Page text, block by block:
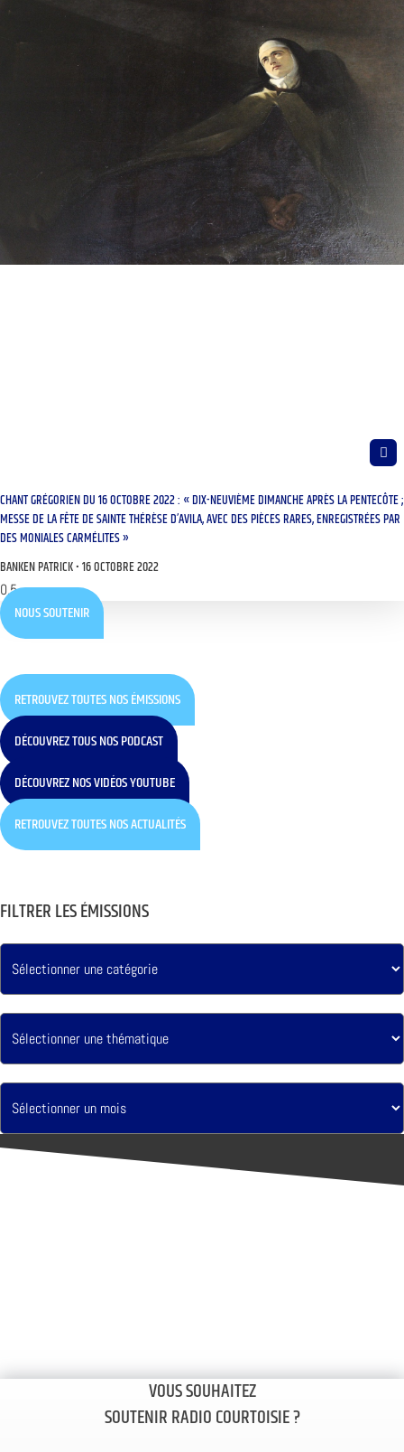
CHANT GRÉGORIEN DU 16 OCTOBRE 2022 : « DIX-NEUVIÈME DIMANCHE APRÈS LA PENTECÔTE ;
MESSE DE LA FÊTE DE SAINTE THÉRÈSE D’AVILA, AVEC DES PIÈCES RARES, ENREGISTRÉES PAR
DES MONIALES CARMÉLITES »
BANKEN PATRICK 16 OCTOBRE 2022
NOUS SOUTENIR
RETROUVEZ TOUTES NOS ÉMISSIONS
DÉCOUVREZ TOUS NOS PODCAST
DÉCOUVREZ NOS VIDÉOS YOUTUBE
RETROUVEZ TOUTES NOS ACTUALITÉS
FILTRER LES ÉMISSIONS
VOUS SOUHAITEZ
SOUTENIR RADIO COURTOISIE ?